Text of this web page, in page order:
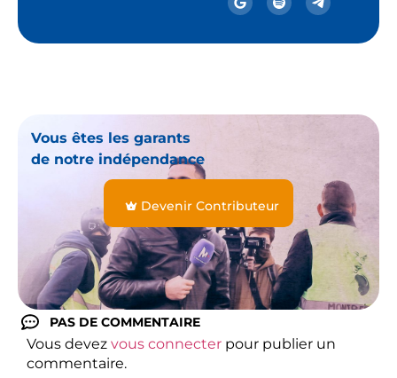
Vous êtes les garants
de notre indépendance
Devenir Contributeur
PAS DE COMMENTAIRE
Vous devez vous connecter pour publier un
commentaire.